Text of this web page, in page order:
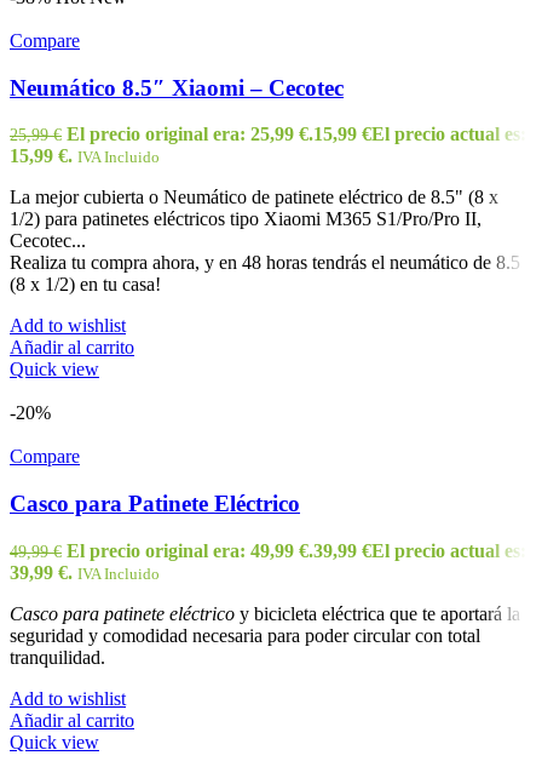
Compare
Neumático 8.5″ Xiaomi – Cecotec
25,99€ El precio original era: 25,99 €.15,99 €El precio actual es:
15,99 €. IVA Incluido
La mejor cubierta o Neumático de patinete eléctrico de 8.5" (8 x
1/2) para patinetes eléctricos tipo Xiaomi M365 S1/Pro/Pro II,
Cecotec...
Realiza tu compra ahora, y en 48 horas tendrás el neumático de 8.5
(8 x 1/2) en tu casa!
Add to wishlist
Añadir al carrito
Quick view
-20%
Compare
Casco para Patinete Eléctrico
49,99€ El precio original era: 49,99 €.39,99 €El precio actual es:
39,99 €. IVA Incluido
Casco para patinete eléctrico y bicicleta eléctrica que te aportará la
seguridad y comodidad necesaria para poder circular con total
tranquilidad.
Add to wishlist
Añadir al carrito
Quick view